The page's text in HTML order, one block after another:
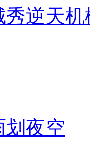
逆天机
划夜空